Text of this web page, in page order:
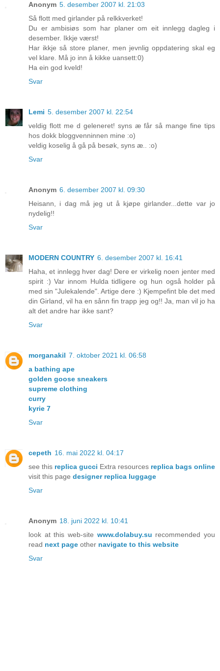
Anonym 5. desember 2007 kl. 21:03
Så flott med girlander på relkkverket!
Du er ambisiøs som har planer om eit innlegg dagleg i
desember. Ikkje værst!
Har ikkje så store planer, men jevnlig oppdatering skal eg
vel klare. Må jo inn å kikke uansett:0)
Ha ein god kveld!
Svar
Lemi 5. desember 2007 kl. 22:54
veldig flott me d geleneret! syns æ får så mange fine tips
hos dokk bloggvenninnen mine :o)
veldig koselig å gå på besøk, syns æ.. :o)
Svar
Anonym 6. desember 2007 kl. 09:30
Heisann, i dag må jeg ut å kjøpe girlander...dette var jo
nydelig!!
Svar
MODERN COUNTRY 6. desember 2007 kl. 16:41
Haha, et innlegg hver dag! Dere er virkelig noen jenter med
spirit :) Var innom Hulda tidligere og hun også holder på
med sin "Julekalende". Artige dere :) Kjempefint ble det med
din Girland, vil ha en sånn fin trapp jeg og!! Ja, man vil jo ha
alt det andre har ikke sant?
Svar
morganakil 7. oktober 2021 kl. 06:58
a bathing ape
golden goose sneakers
supreme clothing
curry
kyrie 7
Svar
cepeth 16. mai 2022 kl. 04:17
see this replica gucci Extra resources replica bags online
visit this page designer replica luggage
Svar
Anonym 18. juni 2022 kl. 10:41
look at this web-site www.dolabuy.su recommended you
read next page other navigate to this website
Svar